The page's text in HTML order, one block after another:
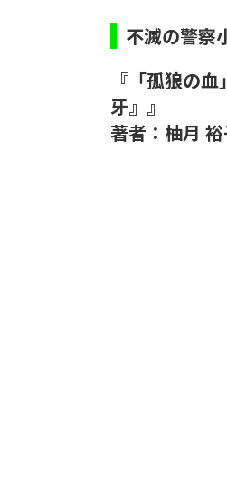
不滅の警察
『「孤狼の
牙』』
著者：柚月